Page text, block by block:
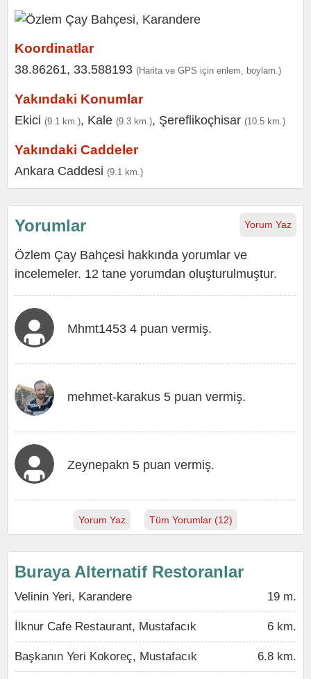
Koordinatlar
38.86261, 33.588193 (Harita ve GPS için enlem, boylam.)
Yakındaki Konumlar
Ekici (9.1 km.), Kale (9.3 km.), Şereflikoçhisar (10.5 km.)
Yakındaki Caddeler
Ankara Caddesi (9.1 km.)
Yorum Yaz
Yorumlar
Özlem Çay Bahçesi hakkında yorumlar ve
incelemeler. 12 tane yorumdan oluşturulmuştur.
Mhmt1453 4 puan vermiş.
mehmet-karakus 5 puan vermiş.
Zeynepakn 5 puan vermiş.
Yorum Yaz Tüm Yorumlar (12)
Buraya Alternatif Restoranlar
Velinin Yeri, Karandere 19 m.
İlknur Cafe Restaurant, Mustafacık 6 km.
Başkanın Yeri Kokoreç, Mustafacık 6.8 km.